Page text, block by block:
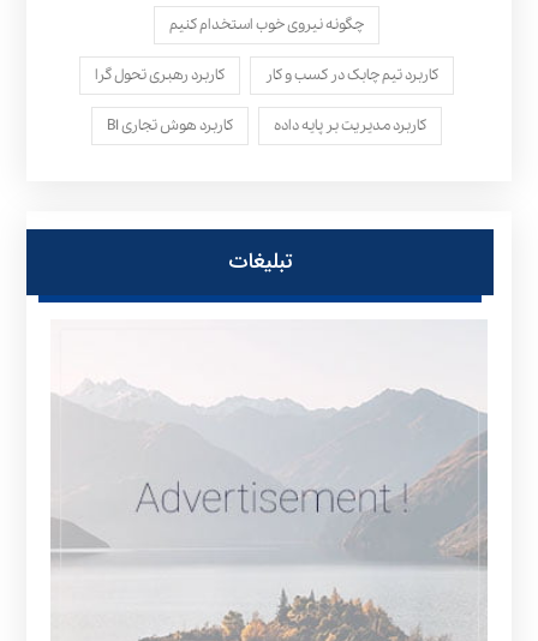
چگونه نیروی خوب استخدام کنیم
کاربرد تیم چابک در کسب و کار کاربرد رهبری تحول‌ گرا
کاربرد مدیریت بر پایه داده کاربرد هوش تجاری BI
تبلیغات